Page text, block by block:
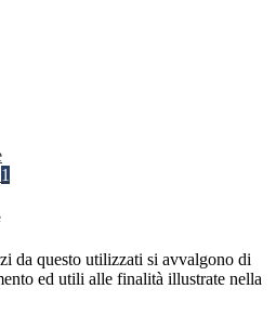
1
da questo utilizzati si avvalgono di
ed utili alle finalità illustrate nella